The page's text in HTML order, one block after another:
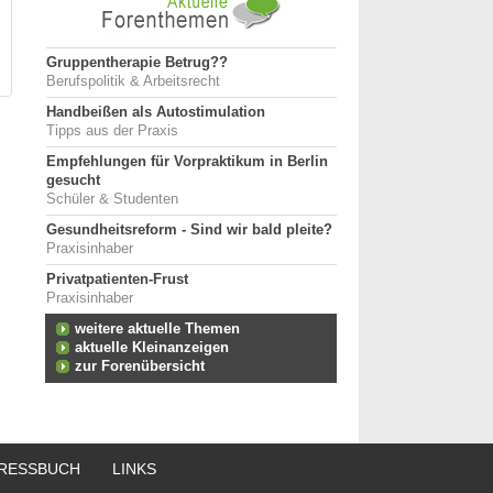
Gruppentherapie Betrug??
Berufspolitik & Arbeitsrecht
Handbeißen als Autostimulation
Tipps aus der Praxis
Empfehlungen für Vorpraktikum in Berlin
gesucht
Schüler & Studenten
Gesundheitsreform - Sind wir bald pleite?
Praxisinhaber
Privatpatienten-Frust
Praxisinhaber
weitere aktuelle Themen
aktuelle Kleinanzeigen
zur Forenübersicht
LINKS